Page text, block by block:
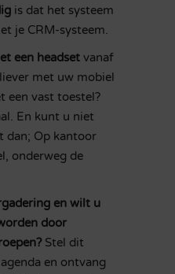
is dat het systeem
je CRM-systeem.
een headsetvanaf
met uw mobiel
een vast toestel?
En kunt u niet
dan; Op kantoor
onderweg de
en wilt u
door
Stel dit
en ontvang